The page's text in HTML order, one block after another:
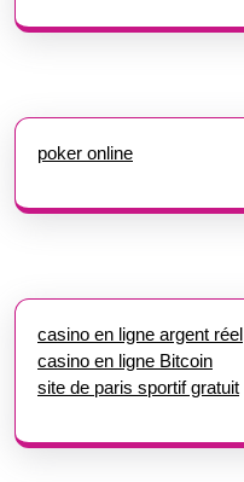
poker online
casino en ligne argent réel
casino en ligne Bitcoin
site de paris sportif gratuit